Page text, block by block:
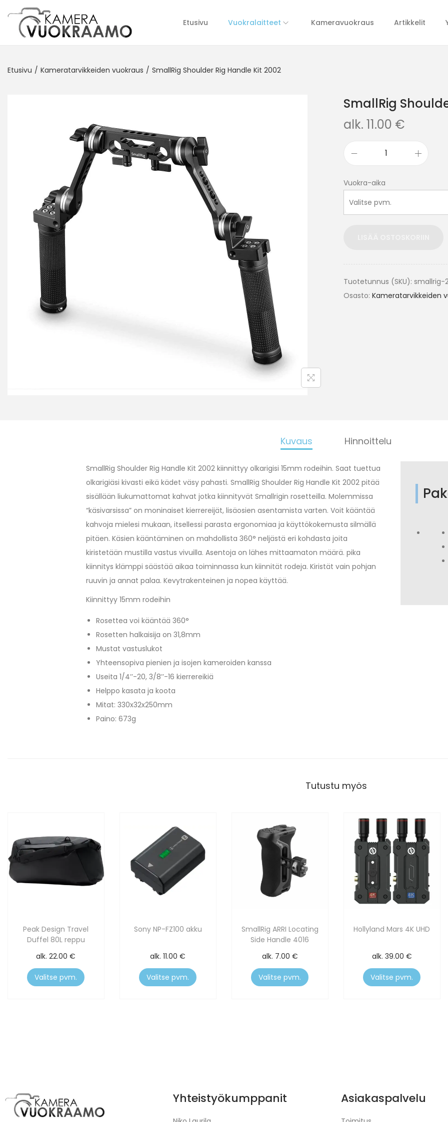
Etusivu Vuokralaitteet Kameravuokraus Artikkelit
Etusivu / Kameratarvikkeiden vuokraus / SmallRig Shoulder Rig Handle Kit 2002
SmallRig
alk. 11.00 €
Vuokra-aika
Tuotetunnus (SKU): smallrig-
Osasto: Kameratarvikkeiden
Kuvaus Hinnoittelu
SmallRig Shoulder Rig Handle Kit 2002 kiinnittyy olkarigisi 15mm rodeihin. Saat tuettua
olkarigiäsi kivasti eikä kädet väsy pahasti. SmallRig Shoulder Rig Handle Kit 2002 pitää
sisällään liukumattomat kahvat jotka kiinnityvät Smallrigin rosetteilla. Molemmissa
“käsivarsissa” on moninaiset kierrereijät, lisäosien asentamista varten. Voit kääntää
kahvoja mielesi mukaan, itsellessi parasta ergonomiaa ja käyttökokemusta silmällä
pitäen. Käsien kääntäminen on mahdollista 360° neljästä eri kohdasta joita
kiristetään mustilla vastus vivuilla. Asentoja on lähes mittaamaton määrä. pika
kiinnitys klämppi säästää aikaa toiminnassa kun kiinnität rodeja. Kiristät vain pohjan
ruuvin ja annat palaa. Kevytrakenteinen ja nopea käyttää.
Kiinnittyy 15mm rodeihin
Rosettea voi kääntää 360°
Rosetten halkaisija on 31,8mm
Mustat vastuslukot
Yhteensopiva pienien ja isojen kameroiden kanssa
Useita 1/4’’-20, 3/8’’-16 kierrereikiä
Helppo kasata ja koota
Mitat: 330x32x250mm
Paino: 673g
Tutustu myös
Peak Design Travel
Duffel 80L reppu
alk.22.00€
Valitse pvm.
Sony NP-FZ100 akku
alk.11.00€
Valitse pvm.
SmallRig ARRI Locating
Side Handle 4016
alk. 7.00 €
Valitse pvm.
Hollyland Mars 4K UHD
alk. 39.00 €
Valitse pvm.
Yhteistyökumppanit Asiakaspalvelu